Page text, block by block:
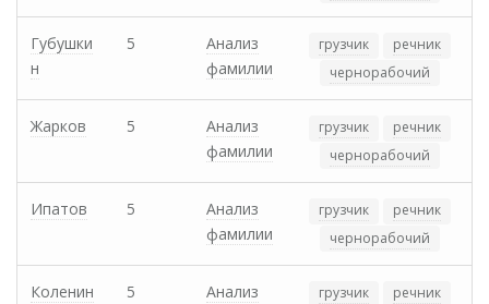
Губушки
н
5
Анализ
фамилии
грузчик
речник
чернорабочий
Жарков 5
Анализ
фамилии
грузчик
речник
чернорабочий
Ипатов 5
Анализ
фамилии
грузчик
речник
чернорабочий
Коленин 5
Анализ
грузчик
речник